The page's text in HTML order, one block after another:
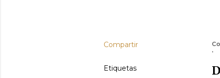
Compartir
Etiquetas